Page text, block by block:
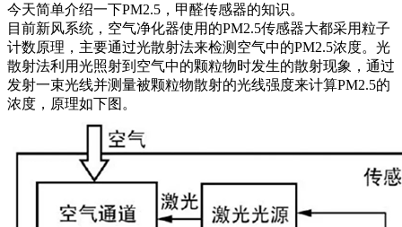
今天简单介绍一下PM2.5，甲醛传感器的知识。
目前新风系统，空气净化器使用的PM2.5传感器大都采用粒子
计数原理‌，主要通过光散射法来检测空气中的PM2.5浓度。光
散射法利用光照射到空气中的颗粒物时发生的散射现象，通过
发射一束光线并测量被颗粒物散射的光线强度来计算PM2.5的
浓度，原理如下图。